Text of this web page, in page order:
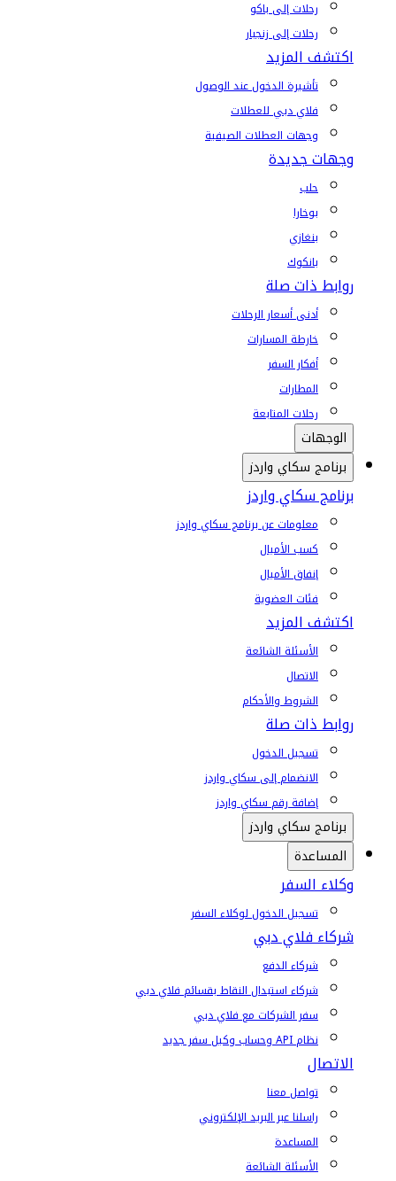
رحلات إلى باكو
رحلات إلى زنجبار
اكتشف المزيد
تأشيرة الدخول عند الوصول
فلاي دبي للعطلات
وجهات العطلات الصيفية
وجهات جديدة
حلب
بوخارا
بنغازي
بانكوك
روابط ذات صلة
أدنى أسعار الرحلات
خارطة المسارات
أفكار السفر
المطارات
رحلات المتابعة
الوجهات
برنامج سكاي واردز
برنامج سكاي واردز
معلومات عن برنامج سكاي واردز
كسب الأميال
إنفاق الأميال
فئات العضوية
اكتشف المزيد
الأسئلة الشائعة
الاتصال
الشروط والأحكام
روابط ذات صلة
تسجيل الدخول
الانضمام إلى سكاي واردز
إضافة رقم سكاي واردز
برنامج سكاي واردز
المساعدة
وكلاء السفر
تسجيل الدخول لوكلاء السفر
شركاء فلاي دبي
شركاء الدفع
شركاء استبدال النقاط بقسائم فلاي دبي
سفر الشركات مع فلاي دبي
نظام API وحساب وكيل سفر جديد
الاتصال
تواصل معنا
راسلنا عبر البريد الإلكتروني
المساعدة
الأسئلة الشائعة